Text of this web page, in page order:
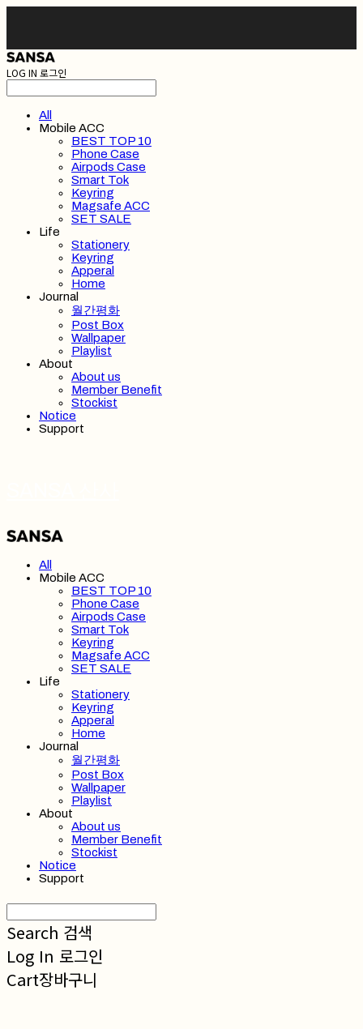
LOG IN 로그인
All
Mobile ACC
BEST TOP 10
Phone Case
Airpods Case
Smart Tok
Keyring
Magsafe ACC
SET SALE
Life
Stationery
Keyring
Apperal
Home
Journal
월간평화
Post Box
Wallpaper
Playlist
About
About us
Member Benefit
Stockist
Notice
Support
All
Mobile ACC
BEST TOP 10
Phone Case
Airpods Case
Smart Tok
Keyring
Magsafe ACC
SET SALE
Life
Stationery
Keyring
Apperal
Home
Journal
월간평화
Post Box
Wallpaper
Playlist
About
About us
Member Benefit
Stockist
Notice
Support
Search 검색
Log In 로그인
Cart장바구니